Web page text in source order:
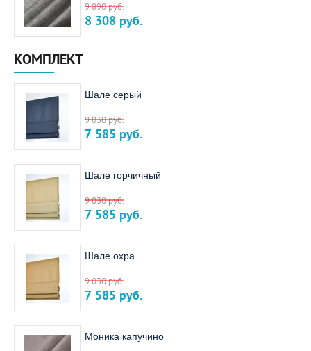
9 890руб.
8 308 руб.
КОМПЛЕКТ
Шале серый
9 030руб.
7 585 руб.
Шале горчичный
9 030руб.
7 585 руб.
Шале охра
9 030руб.
7 585 руб.
Моника капучино